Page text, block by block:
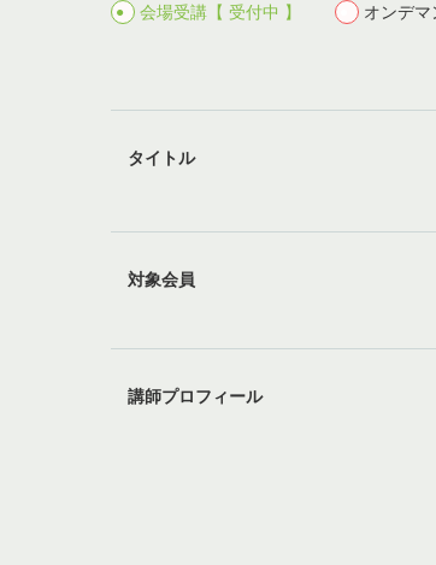
会場受講【 受付中 】 オンデマ
タイトル
対象会員
講師プロフィール